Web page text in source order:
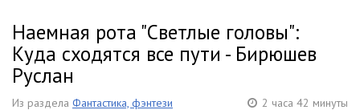
Наемная рота "Светлые головы":
Куда сходятся все пути - Бирюшев
Руслан
Из раздела Фантастика, фэнтези 2 часа 42 минуты